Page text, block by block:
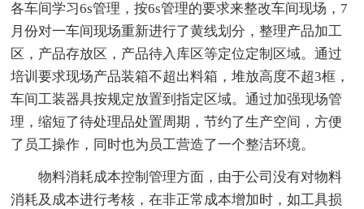
各车间学习6s管理，按6s管理的要求来整改车间现场，7
月份对一车间现场重新进行了黄线划分，整理产品加工
区，产品存放区，产品待入库区等定位定制区域。通过
培训要求现场产品装箱不超出料箱，堆放高度不超3框，
车间工装器具按规定放置到指定区域。通过加强现场管
理，缩短了待处理品处置周期，节约了生产空间，方便
了员工操作，同时也为员工营造了一个整洁环境。
物料消耗成本控制管理方面，由于公司没有对物料
消耗及成本进行考核，在非正常成本增加时，如工具损